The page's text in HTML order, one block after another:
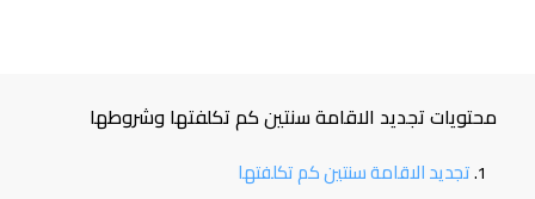
محتويات تجديد الاقامة سنتين كم تكلفتها وشروطها
تجديد الاقامة سنتين كم تكلفتها